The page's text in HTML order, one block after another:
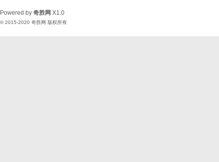
Powered by 奇胜网 X1.0
© 2015-2020 奇胜网 版权所有